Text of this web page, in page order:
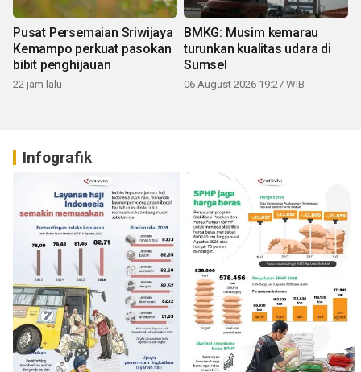
Pusat Persemaian Sriwijaya
Kemampo perkuat pasokan
bibit penghijauan
22 jam lalu
BMKG: Musim kemarau
turunkan kualitas udara di
Sumsel
06 August 2026 19:27 WIB
Infografik